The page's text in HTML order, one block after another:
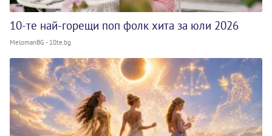
10-те най-горещи поп фолк хита за юли 2026
MelomanBG - 10te.bg